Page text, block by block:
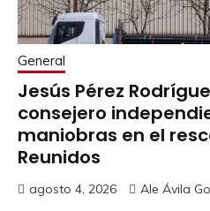
General
Jesús Pérez
consejero
maniobras en el
Reunidos
agosto 4, 2026 Ale Ávila